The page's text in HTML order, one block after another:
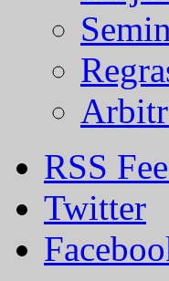
RSS
Twitter